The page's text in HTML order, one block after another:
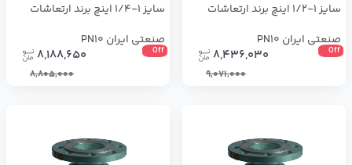
سایز 1-1/2 اینچ برند ارتعاشات
صنعتی ایران PN10
Off
8,436,030
9,071,000
سایز 1-1/4 اینچ برند ارتعاشات
صنعتی ایران PN10
Off
8,188,650
8,805,000